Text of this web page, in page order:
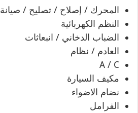
المحرك / إصلاح / تصليح / صيانة
النظم الكهربائية
الضباب الدخاني / انبعاثات
العادم / نظام
A / C
مكيف السيارة
نضام الاضواء
الفرامل